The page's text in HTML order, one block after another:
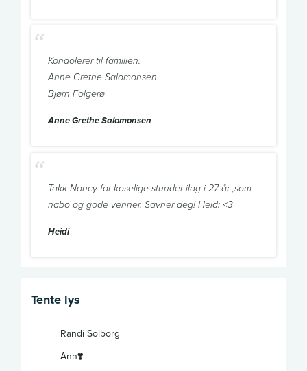
Kondolerer til familien.
Anne Grethe Salomonsen
Bjørn Folgerø
Anne Grethe Salomonsen
Takk Nancy for koselige stunder ilag i 27 år ,som
nabo og gode venner. Savner deg! Heidi <3
Heidi
Tente lys
Randi Solborg
Ann❣️